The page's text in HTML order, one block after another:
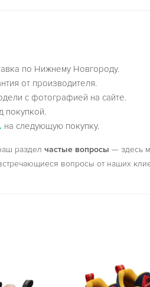
по Нижнему Новгороду.
от производителя.
с фотографией на сайте.
покупкой.
на следующую покупку.
разделчастые вопросы — здесь
вопросы от наших